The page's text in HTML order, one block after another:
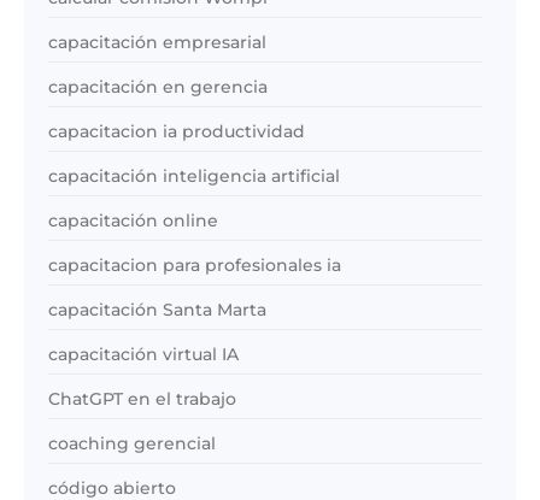
capacitación empresarial
capacitación en gerencia
capacitacion ia productividad
capacitación inteligencia artificial
capacitación online
capacitacion para profesionales ia
capacitación Santa Marta
capacitación virtual IA
ChatGPT en el trabajo
coaching gerencial
código abierto